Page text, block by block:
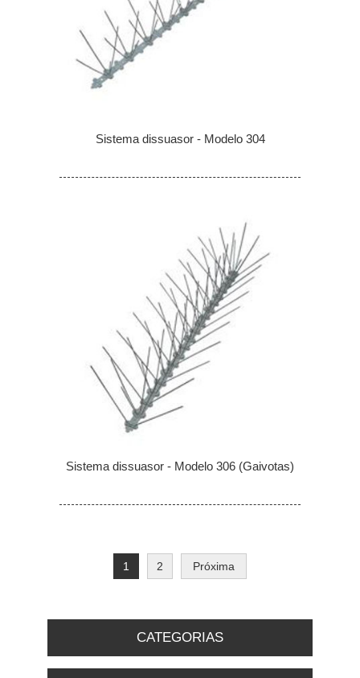
Sistema dissuasor - Modelo 304
Sistema dissuasor - Modelo 306 (Gaivotas)
1 2 Próxima
CATEGORIAS